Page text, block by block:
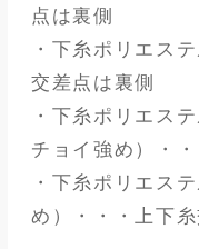
点は裏側
・下糸ポリエス
交差点は裏側
・下糸ポリエス
チョイ強め）・
・下糸ポリエス
め）・・・上下